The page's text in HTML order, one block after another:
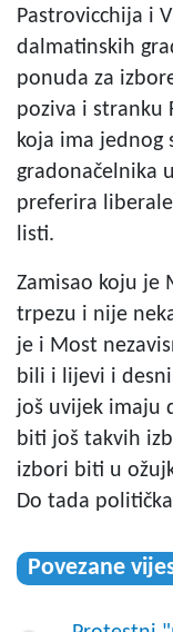
Pastrovicchija i
dalmatinskih
ponuda za
poziva i stranku
koja ima jednog
gradonačelnika
preferira
listi.
Zamisao koju je
trpezu i nije
je i Most
bili i lijevi i
još uvijek imaju
biti još takvih
izbori biti u
Do tada
Povezane